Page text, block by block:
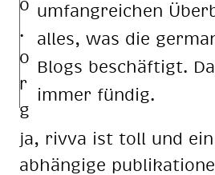
umfangreichen
alles, was die
Blogs beschäftigt.
immer fündig.
ja, rivva ist toll und
ab­hän­gi­ge